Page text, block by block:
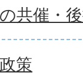
共催・
策